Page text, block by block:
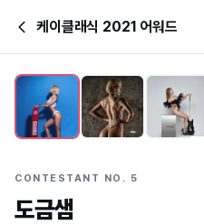
케이클래식 2021 어워드
CONTESTANT NO. 5
도금샘